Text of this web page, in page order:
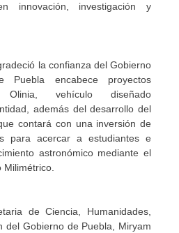
innovación, investigación y
la confianza del Gobierno
encabece proyectos
Olinia, vehículo diseñado
además del desarrollo del
contará con una inversión de
para acercar a estudiantes e
astronómico mediante el
Milimétrico.
de Ciencia, Humanidades,
del Gobierno de Puebla, Miryam